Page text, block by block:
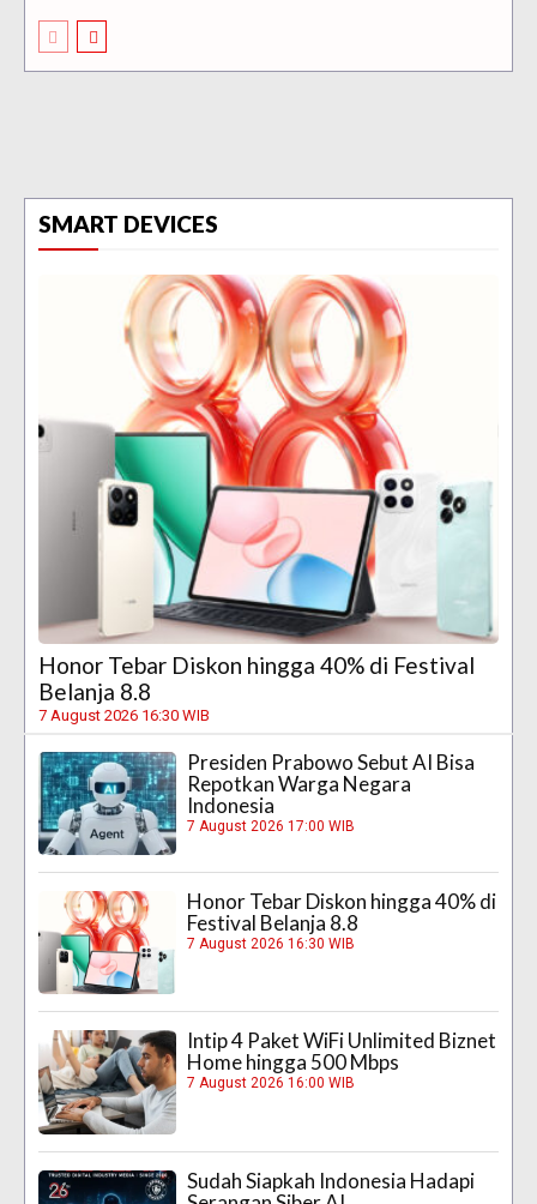
SMART DEVICES
Honor Tebar Diskon hingga 40% di Festival
Belanja 8.8
7 August 2026 16:30 WIB
Presiden Prabowo Sebut AI Bisa
Repotkan Warga Negara
Indonesia
7 August 2026 17:00 WIB
Honor Tebar Diskon hingga 40% di
Festival Belanja 8.8
7 August 2026 16:30 WIB
Intip 4 Paket WiFi Unlimited Biznet
Home hingga 500 Mbps
7 August 2026 16:00 WIB
Sudah Siapkah Indonesia Hadapi